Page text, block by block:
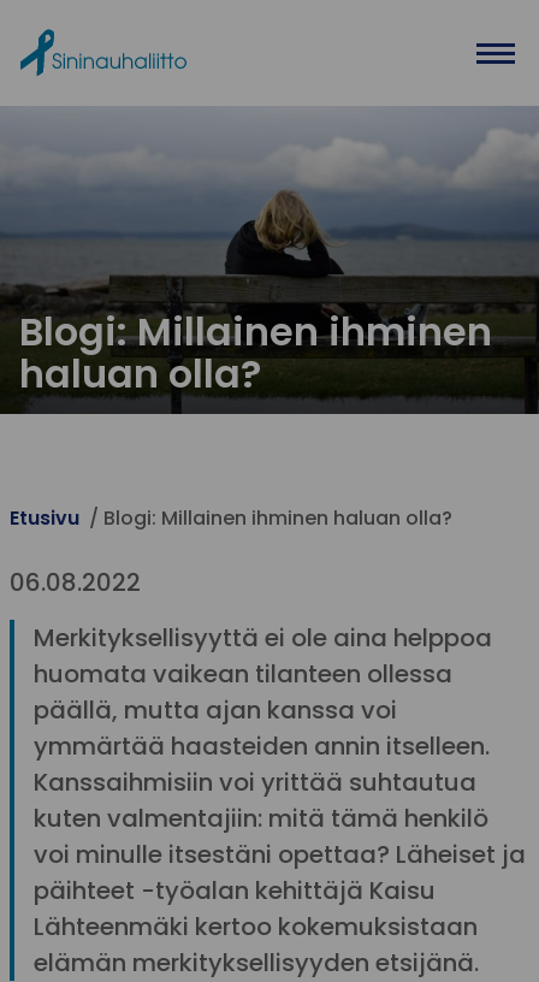
Blogi: Millainen ihminen
haluan olla?
Etusivu Blogi: Millainen ihminen haluan olla?
06.08.2022
Merkityksellisyyttä ei ole aina helppoa
huomata vaikean tilanteen ollessa
päällä, mutta ajan kanssa voi
ymmärtää haasteiden annin itselleen.
Kanssaihmisiin voi yrittää suhtautua
kuten valmentajiin: mitä tämä henkilö
voi minulle itsestäni opettaa? Läheiset ja
päihteet -työalan kehittäjä Kaisu
Lähteenmäki kertoo kokemuksistaan
elämän merkityksellisyyden etsijänä.